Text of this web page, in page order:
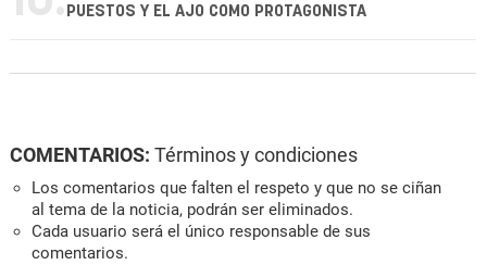
PUESTOS Y EL AJO COMO PROTAGONISTA
COMENTARIOS: Términos y condiciones
Los comentarios que falten el respeto y que no se ciñan
al tema de la noticia, podrán ser eliminados.
Cada usuario será el único responsable de sus
comentarios.